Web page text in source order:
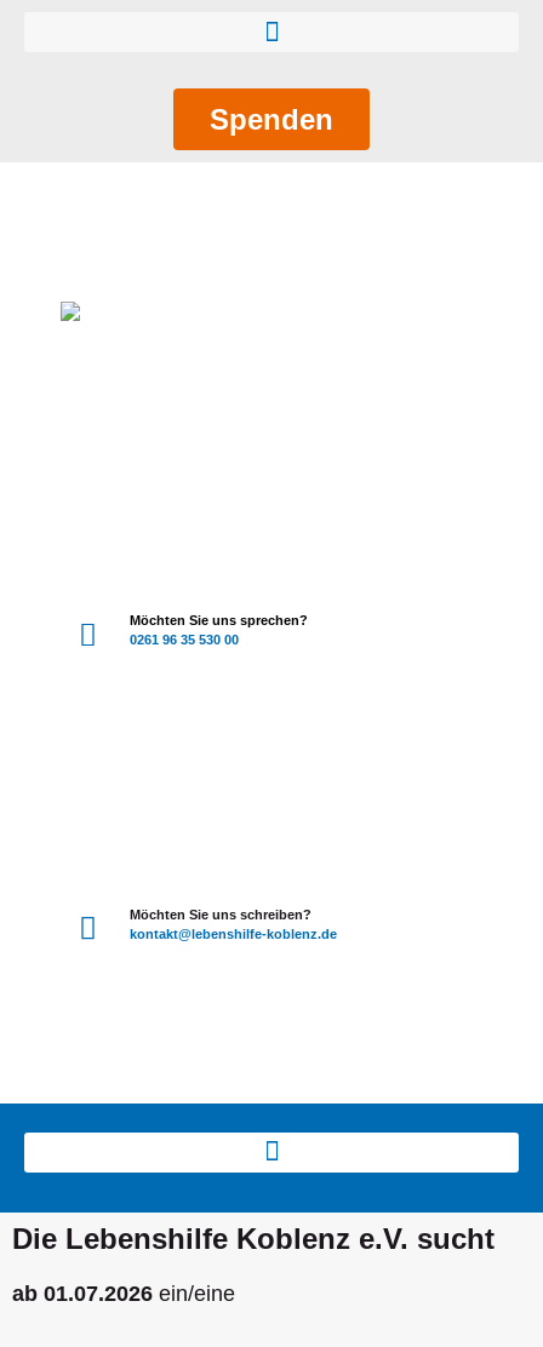
Spenden
Möchten Sie uns sprechen?
0261 96 35 530 00
Möchten Sie uns schreiben?
kontakt@lebenshilfe-koblenz.de
Die Lebenshilfe Koblenz e.V. sucht
ab 01.07.2026 ein/eine